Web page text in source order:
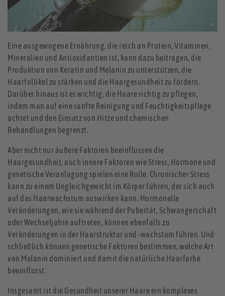
Eine ausgewogene Ernährung, die reich an Protein, Vitaminen,
Mineralien und Antioxidantien ist, kann dazu beitragen, die
Produktion von Keratin und Melanin zu unterstützen, die
Haarfollikel zu stärken und die Haargesundheit zu fördern.
Darüber hinaus ist es wichtig, die Haare richtig zu pflegen,
indem man auf eine sanfte Reinigung und Feuchtigkeitspflege
achtet und den Einsatz von Hitze und chemischen
Behandlungen begrenzt.
Aber nicht nur äußere Faktoren beeinflussen die
Haargesundheit, auch innere Faktoren wie Stress, Hormone und
genetische Veranlagung spielen eine Rolle. Chronischer Stress
kann zu einem Ungleichgewicht im Körper führen, der sich auch
auf das Haarwachstum auswirken kann. Hormonelle
Veränderungen, wie sie während der Pubertät, Schwangerschaft
oder Wechseljahre auftreten, können ebenfalls zu
Veränderungen in der Haarstruktur und -wachstum führen. Und
schließlich können genetische Faktoren bestimmen, welche Art
von Melanin dominiert und damit die natürliche Haarfarbe
beeinflusst.
Insgesamt ist die Gesundheit unserer Haare ein komplexes